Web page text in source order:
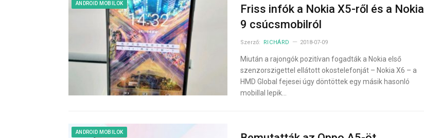
ANDROID MOBILOK
Friss infók a Nokia X5-ről és a Nokia
9 csúcsmobilról
Szerző: RICHÁRD 2018-07-09
Miután a rajongók pozitívan fogadták a Nokia első
szenzorszigettel ellátott okostelefonját – Nokia X6 – a
HMD Global fejesei úgy döntöttek egy másik hasonló
mobillal lepik…
ANDROID MOBILOK